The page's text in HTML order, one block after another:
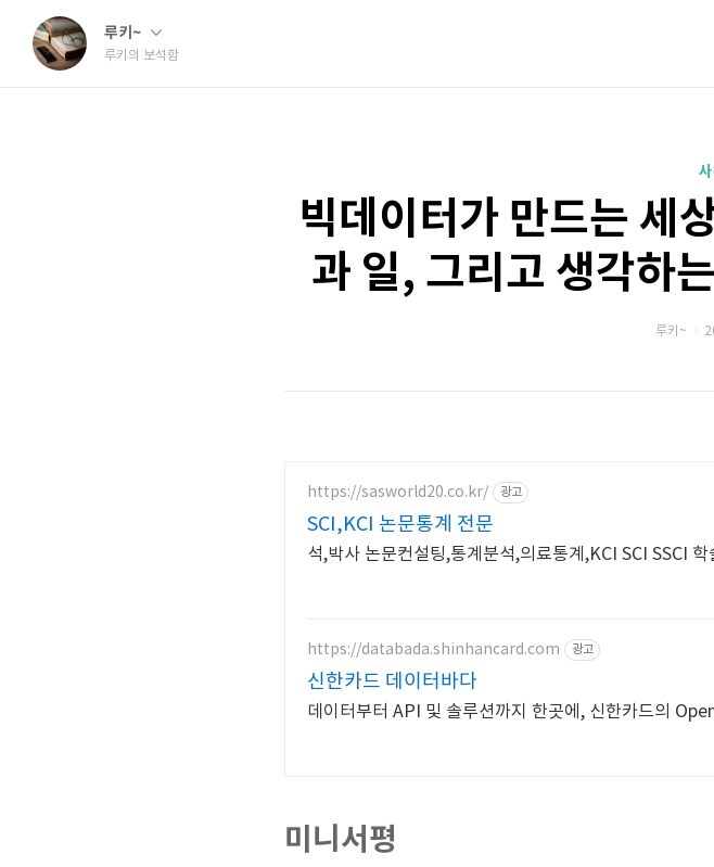
루키~
루키의 보석함
빅데이터가 만드는 세
과 일, 그리고 생각하
루키~
https://sasworld20.co.kr/ 광고
SCI,KCI 논문통계 전문
석,박사 논문컨설팅,통계분석,의료통계,KCI SCI SSCI 학
https://databada.shinhancard.com 광고
신한카드 데이터바다
데이터부터 API 및 솔루션까지 한곳에, 신한카드의
미니서평